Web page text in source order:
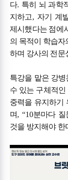
다. 특히 뇌 과학
지하고, 자기 계
제시했다는 점에
의 목적이 학습자
하며 강사의 전문
특강을 맡은 강
수 있는 구체적
중력을 유지하기
며, “10분마다 질
것을 방지해야 한